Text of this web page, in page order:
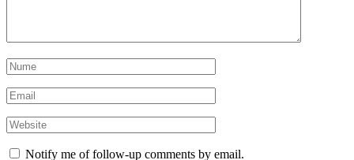
Notify me of follow-up comments by email.